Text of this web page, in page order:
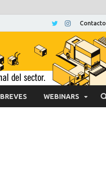
Contacto
BREVES WEBINARS